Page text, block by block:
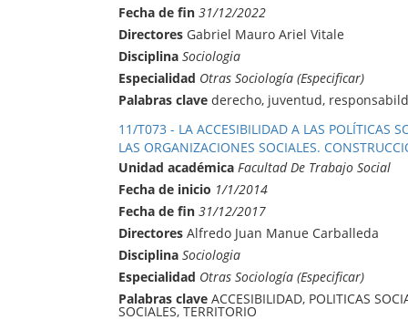
Fecha de fin 31/12/2022
Directores Gabriel Mauro Ariel Vitale
Disciplina Sociologia
Especialidad Otras Sociología (Especificar)
Palabras clave derecho, juventud,
11/T073 - LA ACCESIBILIDAD A LAS POLÍTICAS
LAS ORGANIZACIONES SOCIALES.
Unidad académica Facultad De Trabajo Social
Fecha de inicio 1/1/2014
Fecha de fin 31/12/2017
Directores Alfredo Juan Manue Carballeda
Disciplina Sociologia
Especialidad Otras Sociología (Especificar)
Palabras clave ACCESIBILIDAD, POLITICAS
SOCIALES, TERRITORIO